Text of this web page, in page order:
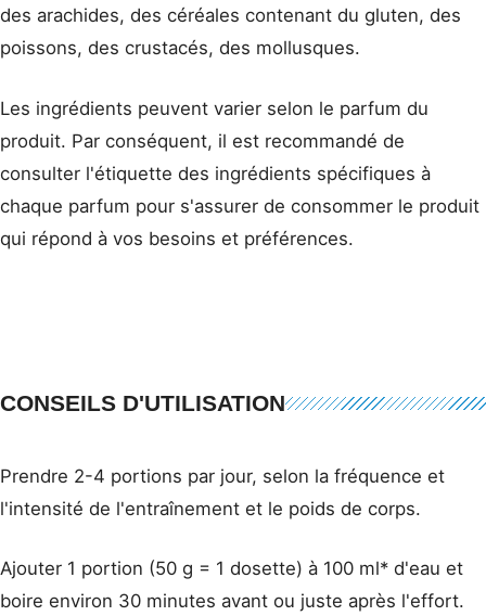
des arachides, des céréales contenant du gluten, des
poissons, des crustacés, des mollusques.
Les ingrédients peuvent varier selon le parfum du
produit. Par conséquent, il est recommandé de
consulter l'étiquette des ingrédients spécifiques à
chaque parfum pour s'assurer de consommer le produit
qui répond à vos besoins et préférences.
CONSEILS D'UTILISATION
Prendre 2-4 portions par jour, selon la fréquence et
l'intensité de l'entraînement et le poids de corps.
Ajouter 1 portion (50 g = 1 dosette) à 100 ml* d'eau et
boire environ 30 minutes avant ou juste après l'effort.